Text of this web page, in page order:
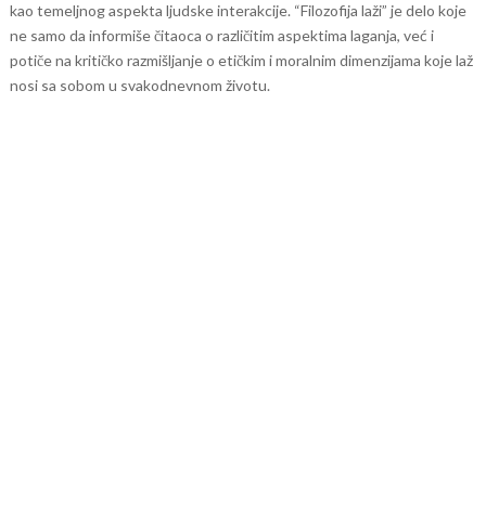
kao temeljnog aspekta ljudske interakcije. “Filozofija laži” je delo koje
ne samo da informiše čitaoca o različitim aspektima laganja, već i
potiče na kritičko razmišljanje o etičkim i moralnim dimenzijama koje laž
nosi sa sobom u svakodnevnom životu.